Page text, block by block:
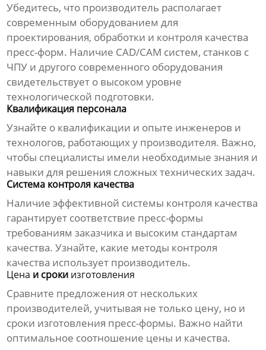
Убедитесь, что производитель располагает
современным оборудованием для
проектирования, обработки и контроля качества
пресс-форм. Наличие CAD/CAM систем, станков с
ЧПУ и другого современного оборудования
свидетельствует о высоком уровне
технологической подготовки.
Квалификация персонала
Узнайте о квалификации и опыте инженеров и
технологов, работающих у производителя. Важно,
чтобы специалисты имели необходимые знания и
навыки для решения сложных технических задач.
Система контроля качества
Наличие эффективной системы контроля качества
гарантирует соответствие пресс-формы
требованиям заказчика и высоким стандартам
качества. Узнайте, какие методы контроля
качества использует производитель.
Цена и сроки изготовления
Сравните предложения от нескольких
производителей, учитывая не только цену, но и
сроки изготовления пресс-формы. Важно найти
оптимальное соотношение цены и качества.